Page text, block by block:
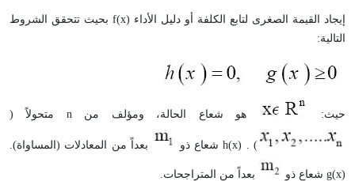
إيجاد القيمة الصغرى لتابع الكلفة أو دليل الأداء f(x) بحيث تتحقق الشروط
التالية:
حيث: هو شعاع الحالة، ومؤلف من n متحولاً (
) . h(x) شعاع ذو بعداً من المعادلات (المساواة).
g(x) شعاع ذو بعداً من المتراجحات.